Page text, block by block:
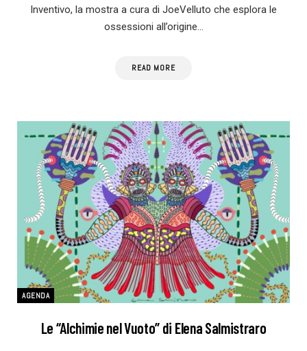
Inventivo, la mostra a cura di JoeVelluto che esplora le
ossessioni all’origine…
READ MORE
AGENDA
Le “Alchimie nel Vuoto” di Elena Salmistraro